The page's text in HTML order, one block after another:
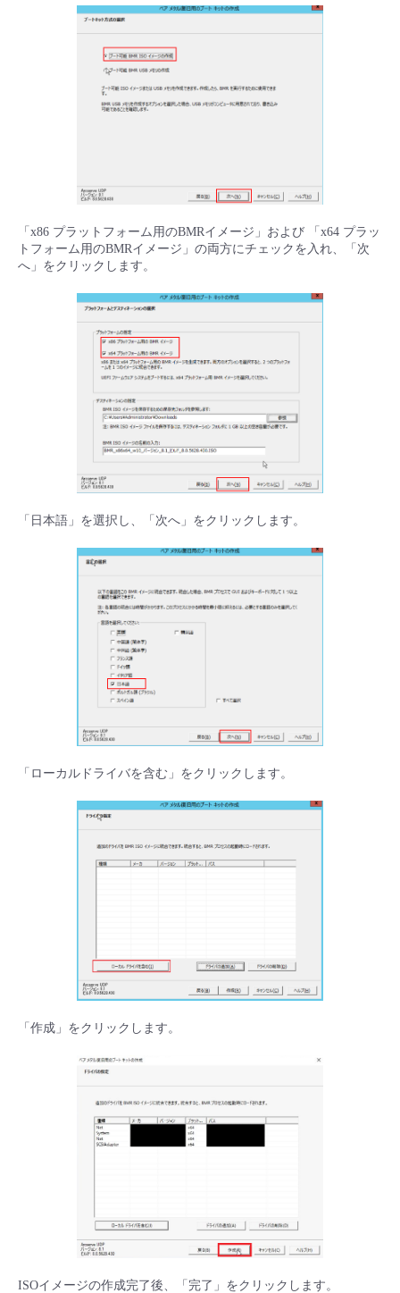
「x86 プラットフォーム用のBMRイメージ」および 「x64 プラッ
トフォーム用のBMRイメージ」の両方にチェックを入れ、「次
へ」をクリックします。
「日本語」を選択し、「次へ」をクリックします。
「ローカルドライバを含む」をクリックします。
「作成」をクリックします。
ISOイメージの作成完了後、「完了」をクリックします。